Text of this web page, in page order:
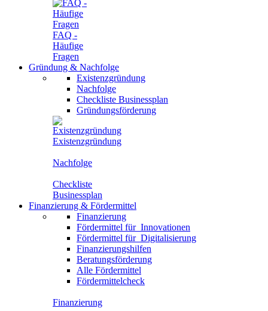
FAQ -
Häufige
Fragen
Gründung & Nachfolge
Existenzgründung
Nachfolge
Checkliste Businessplan
Gründungsförderung
Existenzgründung
Nachfolge
Checkliste
Businessplan
Finanzierung & Fördermittel
Finanzierung
Fördermittel für Innovationen
Fördermittel für Digitalisierung
Finanzierungshilfen
Beratungsförderung
Alle Fördermittel
Fördermittelcheck
Finanzierung